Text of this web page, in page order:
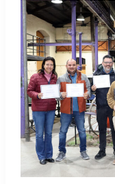
Howden
fortalece
las
competencias
de
sus
equipos
en
fundición
junto
a